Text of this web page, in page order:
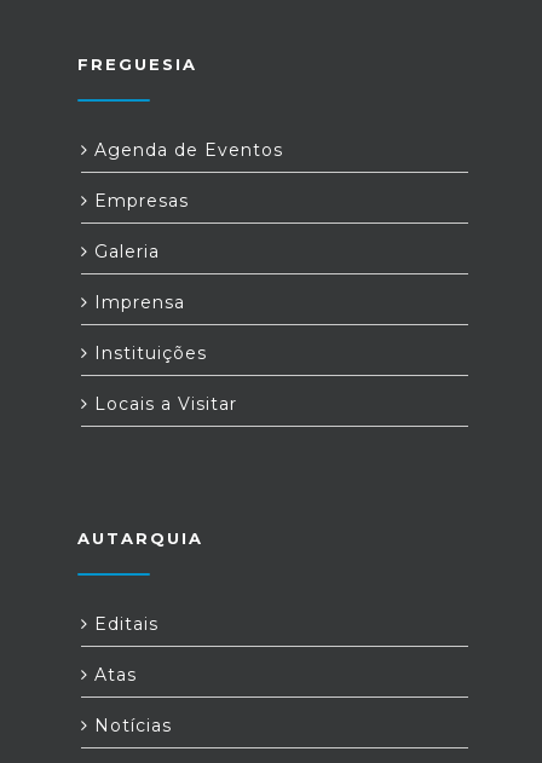
FREGUESIA
Agenda de Eventos
Empresas
Galeria
Imprensa
Instituições
Locais a Visitar
AUTARQUIA
Editais
Atas
Notícias